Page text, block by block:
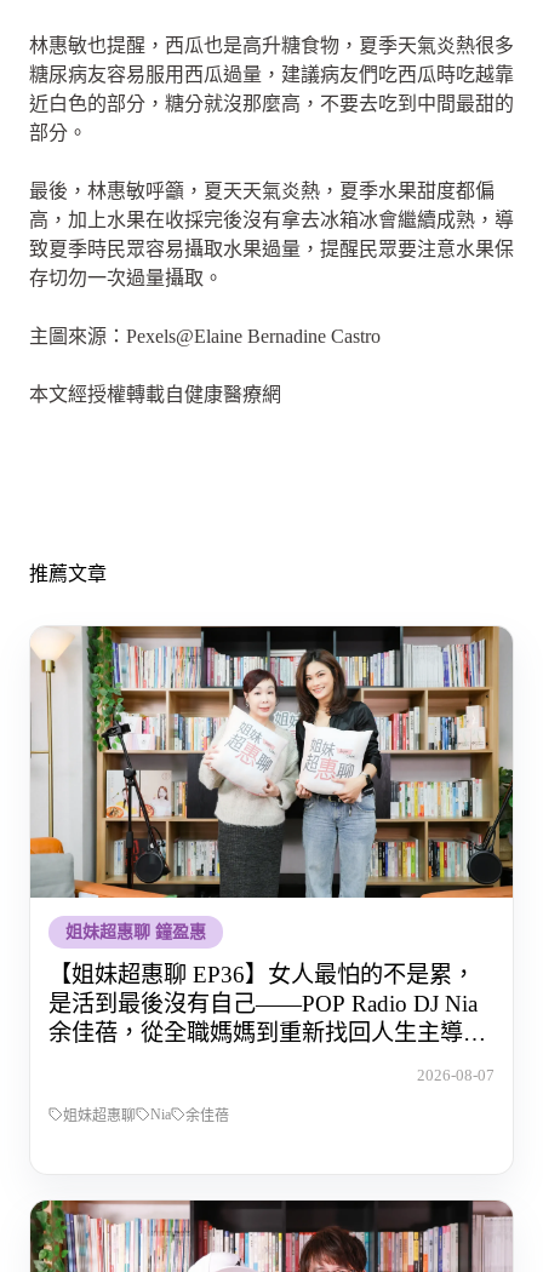
林惠敏也提醒，西瓜也是高升糖食物，夏季天氣炎熱很多
糖尿病友容易服用西瓜過量，建議病友們吃西瓜時吃越靠
近白色的部分，糖分就沒那麼高，不要去吃到中間最甜的
部分。
最後，林惠敏呼籲，夏天天氣炎熱，夏季水果甜度都偏
高，加上水果在收採完後沒有拿去冰箱冰會繼續成熟，導
致夏季時民眾容易攝取水果過量，提醒民眾要注意水果保
存切勿一次過量攝取。
主圖來源：Pexels@Elaine Bernadine Castro
本文經授權轉載自健康醫療網
推薦文章
姐妹超惠聊 鐘盈惠
【姐妹超惠聊 EP36】女人最怕的不是累，
是活到最後沒有自己——POP Radio DJ Nia
余佳蓓，從全職媽媽到重新找回人生主導權
2026-08-07
姐妹超惠聊 Nia 余佳蓓